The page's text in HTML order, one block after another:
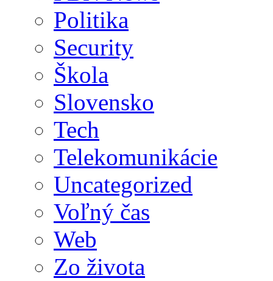
Politika
Security
Škola
Slovensko
Tech
Telekomunikácie
Uncategorized
Voľný čas
Web
Zo života